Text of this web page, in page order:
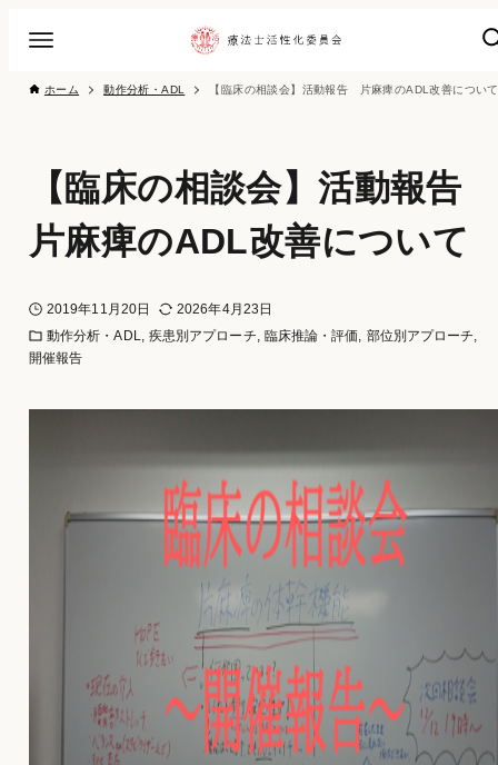
ホーム 動作分析・ADL 【臨床の相談会】活動報告 片麻痺のADL改善について
【臨床の相談会】活動報告
片麻痺のADL改善について
2019年11月20日
2026年4月23日
動作分析・ADL
疾患別アプローチ 臨床推論・評価
部位別アプローチ
開催報告